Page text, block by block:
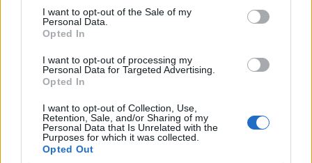
consent section.
I want to opt-out of the Sale of my
Personal Data.
Opted In
I want to opt-out of processing my
Personal Data for Targeted Advertising.
Opted In
I want to opt-out of Collection, Use,
Retention, Sale, and/or Sharing of my
Personal Data that Is Unrelated with the
Purposes for which it was collected.
Opted Out
elismeréstől szárnyakat kapott, s már
pontosan tudta, hogy mi lesz a következő
lépése a táncest előkészületében.
- Kettéosztjuk a csapatot! Husi és Duci! Ti az
apró állatok nyugágyait, poharait, melegítő
takaróit intézitek, mert én olyan pici
szépséges eszközöket nem tudok készíteni,
mint ti! Aztán szedjetek rengeteg kikericset,
amit majd szétvisz a szél naplementekor, az
est megnyitásának pillanatában. Mi pedig